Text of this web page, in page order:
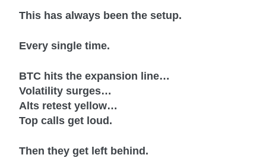
This has always been the setup.
Every single time.
BTC hits the expansion line…
Volatility surges…
Alts retest yellow…
Top calls get loud.
Then they get left behind.